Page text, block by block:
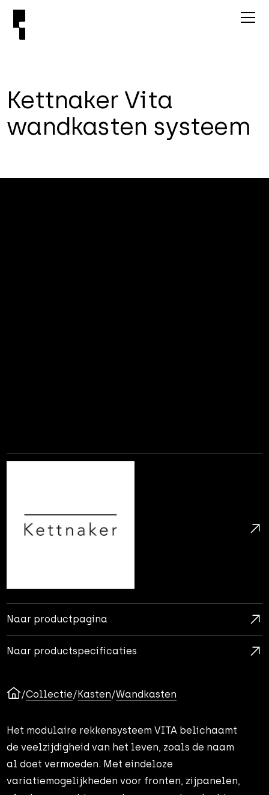
Kettnaker Vita
wandkasten systeem
/Collectie/ Kasten/Wandkasten
Het modulaire rekkensysteem VITA belichaamt
de veelzijdigheid van het leven, zoals de naam
al doet vermoeden. Met eindeloze
variatiemogelijkheden voor fronten, zijpanelen,
Naar productpagina
Naar productspecificaties